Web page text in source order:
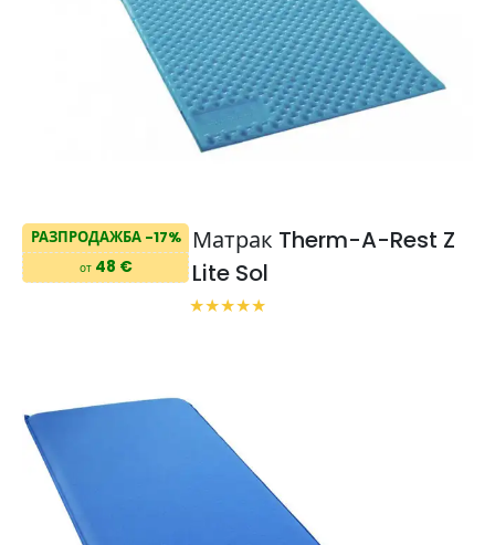
РАЗПРОДАЖБА -17%
от48 €
Матрак Therm-A-Rest Z
Lite Sol